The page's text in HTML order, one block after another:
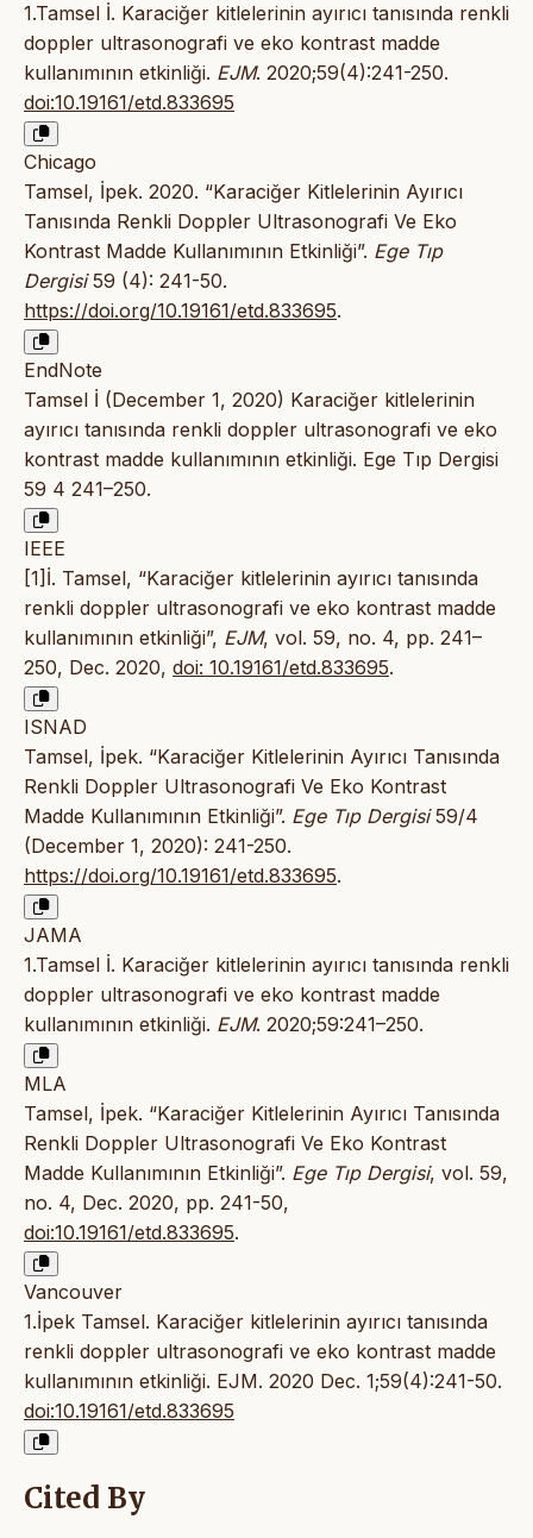
1.Tamsel İ. Karaciğer kitlelerinin ayırıcı tanısında renkli
doppler ultrasonografi ve eko kontrast madde
kullanımının etkinliği. EJM. 2020;59(4):241-250.
doi:10.19161/etd.833695
Chicago
Tamsel, İpek. 2020. “Karaciğer Kitlelerinin Ayırıcı
Tanısında Renkli Doppler Ultrasonografi Ve Eko
Kontrast Madde Kullanımının Etkinliği”. Ege Tıp
Dergisi59 (4): 241-50.
https://doi.org/10.19161/etd.833695.
EndNote
Tamsel İ (December 1, 2020) Karaciğer kitlelerinin
ayırıcı tanısında renkli doppler ultrasonografi ve eko
kontrast madde kullanımının etkinliği. Ege Tıp Dergisi
59 4 241–250.
IEEE
[1]İ. Tamsel, “Karaciğer kitlelerinin ayırıcı tanısında
renkli doppler ultrasonografi ve eko kontrast madde
kullanımının etkinliği”, EJM, vol. 59, no. 4, pp. 241–
250, Dec. 2020, doi: 10.19161/etd.833695.
ISNAD
Tamsel, İpek. “Karaciğer Kitlelerinin Ayırıcı Tanısında
Renkli Doppler Ultrasonografi Ve Eko Kontrast
Madde Kullanımının Etkinliği”. Ege Tıp Dergisi59/4
(December 1, 2020): 241-250.
https://doi.org/10.19161/etd.833695.
JAMA
1.Tamsel İ. Karaciğer kitlelerinin ayırıcı tanısında renkli
doppler ultrasonografi ve eko kontrast madde
kullanımının etkinliği. EJM. 2020;59:241–250.
MLA
Tamsel, İpek. “Karaciğer Kitlelerinin Ayırıcı Tanısında
Renkli Doppler Ultrasonografi Ve Eko Kontrast
Madde Kullanımının Etkinliği”. Ege Tıp Dergisi, vol. 59,
no. 4, Dec. 2020, pp. 241-50,
doi:10.19161/etd.833695.
Vancouver
1.İpek Tamsel. Karaciğer kitlelerinin ayırıcı tanısında
renkli doppler ultrasonografi ve eko kontrast madde
kullanımının etkinliği. EJM. 2020 Dec. 1;59(4):241-50.
doi:10.19161/etd.833695
Cited By